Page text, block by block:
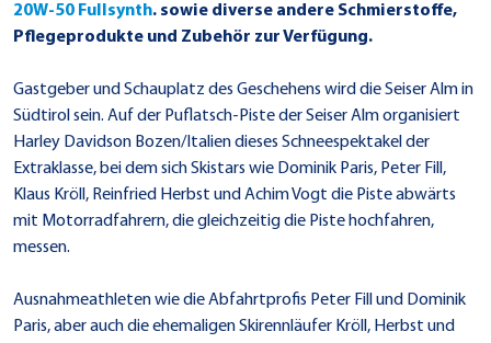
20W-50 Fullsynth. sowie diverse andere Schmierstoffe,
Pflegeprodukte und Zubehör zur Verfügung.
Gastgeber und Schauplatz des Geschehens wird die Seiser Alm in
Südtirol sein. Auf der Puflatsch-Piste der Seiser Alm organisiert
Harley Davidson Bozen/Italien dieses Schneespektakel der
Extraklasse, bei dem sich Skistars wie Dominik Paris, Peter Fill,
Klaus Kröll, Reinfried Herbst und Achim Vogt die Piste abwärts
mit Motorradfahrern, die gleichzeitig die Piste hochfahren,
messen.
Ausnahmeathleten wie die Abfahrtprofis Peter Fill und Dominik
Paris, aber auch die ehemaligen Skirennläufer Kröll, Herbst und